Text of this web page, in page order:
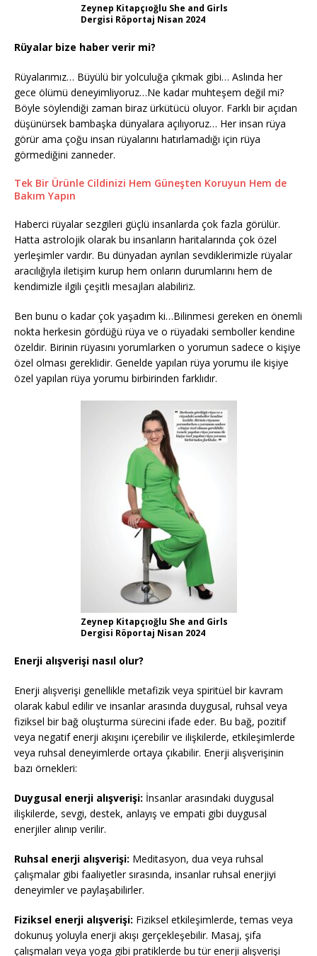
Zeynep Kitapçıoğlu She and Girls
Dergisi Röportaj Nisan 2024
Rüyalar bize haber verir mi?
Rüyalarımız… Büyülü bir yolculuğa çıkmak gibi… Aslında her
gece ölümü deneyimliyoruz…Ne kadar muhteşem değil mi?
Böyle söylendiği zaman biraz ürkütücü oluyor. Farklı bir açıdan
düşünürsek bambaşka dünyalara açılıyoruz… Her insan rüya
görür ama çoğu insan rüyalarını hatırlamadığı için rüya
görmediğini zanneder.
Tek Bir Ürünle Cildinizi Hem Güneşten Koruyun Hem de
Bakım Yapın
Haberci rüyalar sezgileri güçlü insanlarda çok fazla görülür.
Hatta astrolojik olarak bu insanların haritalarında çok özel
yerleşimler vardır. Bu dünyadan ayrılan sevdiklerimizle rüyalar
aracılığıyla iletişim kurup hem onların durumlarını hem de
kendimizle ilgili çeşitli mesajları alabiliriz.
Ben bunu o kadar çok yaşadım ki…Bilinmesi gereken en önemli
nokta herkesin gördüğü rüya ve o rüyadaki semboller kendine
özeldir. Birinin rüyasını yorumlarken o yorumun sadece o kişiye
özel olması gereklidir. Genelde yapılan rüya yorumu ile kişiye
özel yapılan rüya yorumu birbirinden farklıdır.
Zeynep Kitapçıoğlu She and Girls
Dergisi Röportaj Nisan 2024
Enerji alışverişi nasıl olur?
Enerji alışverişi genellikle metafizik veya spiritüel bir kavram
olarak kabul edilir ve insanlar arasında duygusal, ruhsal veya
fiziksel bir bağ oluşturma sürecini ifade eder. Bu bağ, pozitif
veya negatif enerji akışını içerebilir ve ilişkilerde, etkileşimlerde
veya ruhsal deneyimlerde ortaya çıkabilir. Enerji alışverişinin
bazı örnekleri:
Duygusal enerji alışverişi: İnsanlar arasındaki duygusal
ilişkilerde, sevgi, destek, anlayış ve empati gibi duygusal
enerjiler alınıp verilir.
Ruhsal enerji alışverişi: Meditasyon, dua veya ruhsal
çalışmalar gibi faaliyetler sırasında, insanlar ruhsal enerjiyi
deneyimler ve paylaşabilirler.
Fiziksel enerji alışverişi: Fiziksel etkileşimlerde, temas veya
dokunuş yoluyla enerji akışı gerçekleşebilir. Masaj, şifa
çalışmaları veya yoga gibi pratiklerde bu tür enerji alışverişi